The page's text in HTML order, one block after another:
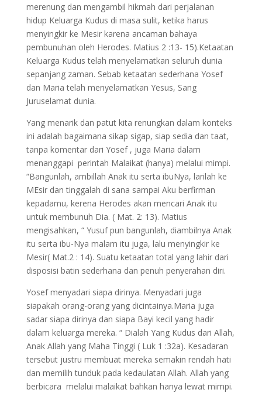
merenung dan mengambil hikmah dari perjalanan
hidup Keluarga Kudus di masa sulit, ketika harus
menyingkir ke Mesir karena ancaman bahaya
pembunuhan oleh Herodes. Matius 2 :13- 15).Ketaatan
Keluarga Kudus telah menyelamatkan seluruh dunia
sepanjang zaman. Sebab ketaatan sederhana Yosef
dan Maria telah menyelamatkan Yesus, Sang
Juruselamat dunia.
Yang menarik dan patut kita renungkan dalam konteks
ini adalah bagaimana sikap sigap, siap sedia dan taat,
tanpa komentar dari Yosef , juga Maria dalam
menanggapi perintah Malaikat (hanya) melalui mimpi.
“Bangunlah, ambillah Anak itu serta ibuNya, larilah ke
MEsir dan tinggalah di sana sampai Aku berfirman
kepadamu, kerena Herodes akan mencari Anak itu
untuk membunuh Dia. ( Mat. 2: 13). Matius
mengisahkan, “ Yusuf pun bangunlah, diambilnya Anak
itu serta ibu-Nya malam itu juga, lalu menyingkir ke
Mesir( Mat.2 : 14). Suatu ketaatan total yang lahir dari
disposisi batin sederhana dan penuh penyerahan diri.
Yosef menyadari siapa dirinya. Menyadari juga
siapakah orang-orang yang dicintainya.Maria juga
sadar siapa dirinya dan siapa Bayi kecil yang hadir
dalam keluarga mereka. “ Dialah Yang Kudus dari Allah,
Anak Allah yang Maha Tinggi ( Luk 1 :32a). Kesadaran
tersebut justru membuat mereka semakin rendah hati
dan memilih tunduk pada kedaulatan Allah. Allah yang
berbicara melalui malaikat bahkan hanya lewat mimpi.